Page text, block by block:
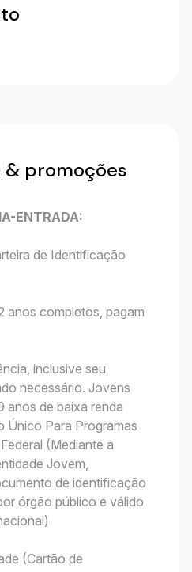
& promoções
ENTRADA:
de Identificação
anos completos, pagam
inclusive seu
necessário. Jovens
anos de baixa renda
Único Para Programas
(Mediante a
Jovem,
de identificação
órgão público e válido
(Cartão de